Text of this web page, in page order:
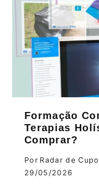
Formação
Terapias
Comprar?
Por Radar de
29/05/2026